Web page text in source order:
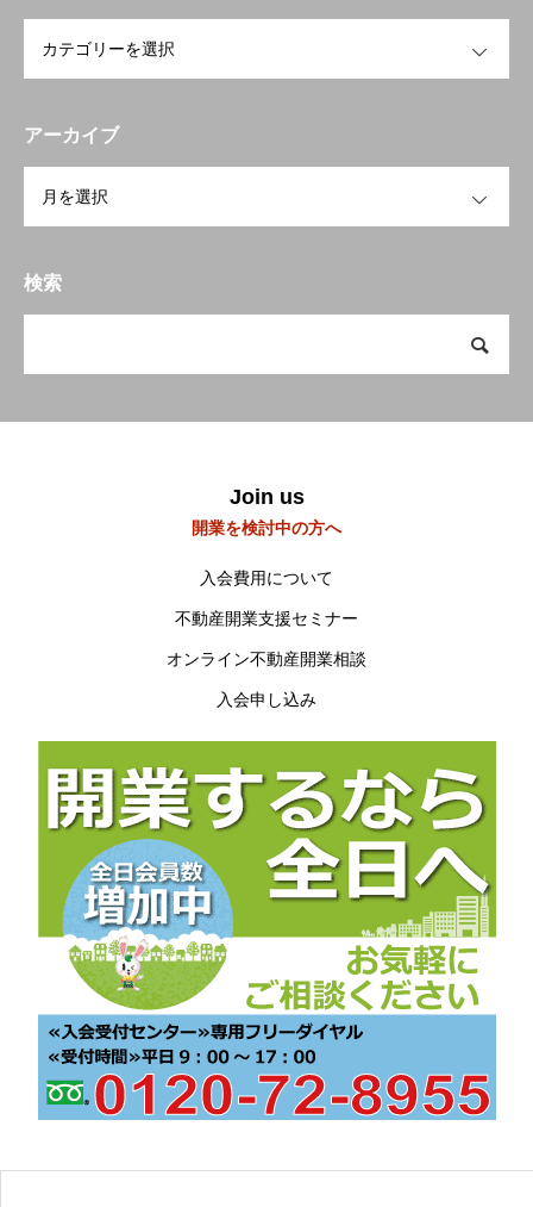
お知らせ
To open a business
アーカイブ
検索
Join us
開業を検討中の方へ
入会費用について
不動産開業支援セミナー
オンライン不動産開業相談
入会申し込み